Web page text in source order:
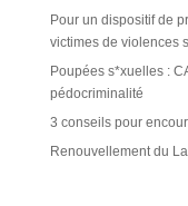
Pour un dispositif de
victimes de violences
Poupées s*xuelles :
pédocriminalité
3 conseils pour
Renouvellement du